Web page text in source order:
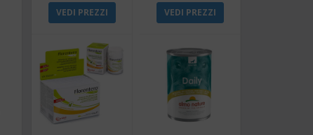
VEDI PREZZI
Coniglio e Mela
VEDI PREZZI